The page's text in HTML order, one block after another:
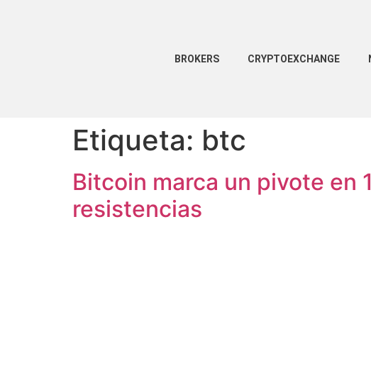
BROKERS CRYPTOEXCHANGE
Etiqueta: btc
Bitcoin marca un pivote en
resistencias